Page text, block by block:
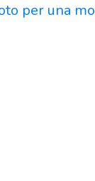
per una